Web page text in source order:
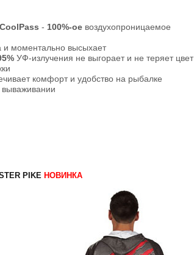
CoolPass - 100%-ое воздухопроницаемое
и моментально высыхает
УФ-излучения не выгорает и не теряет цвет
комфорт и удобство на рыбалке
PIKE НОВИНКА